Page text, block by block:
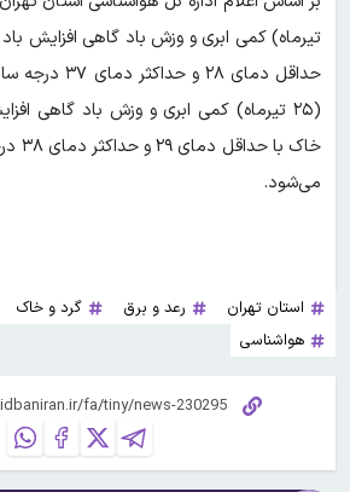
تیرماه) کمی ابری و وزش باد گاهی افزایش
حداقل دمای ۲۸ و
(۲۵ تیرماه) کمی ابری و وزش باد گاهی
خاک
می‌شود.
استان تهران رعد و برق گرد و خاک
هواشناسی